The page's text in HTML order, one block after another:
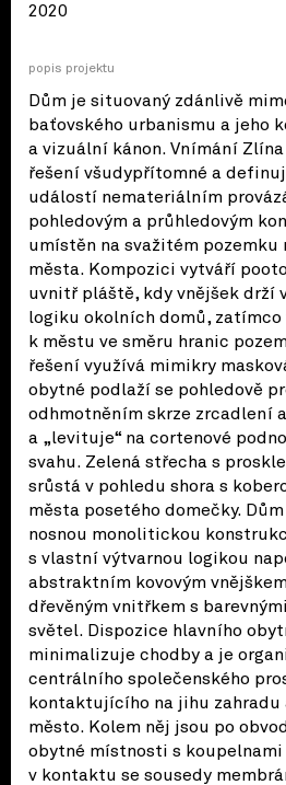
2020
popis projektu
Dům je situovaný zdánlivě
baťovského urbanismu a jeho
a vizuální kánon. Vnímání Zlína
řešení všudypřítomné a
událostí nemateriálním
pohledovým a průhledovým
umístěn na svažitém pozemku
města. Kompozici vytváří
uvnitř pláště, kdy vnějšek drží
logiku okolních domů,
k městu ve směru hranic
řešení využívá mimikry
obytné podlaží se pohledově
odhmotněním skrze zrcadlení
a „levituje“ na cortenové
svahu. Zelená střecha s
srůstá v pohledu shora s
města posetého domečky.
nosnou monolitickou
s vlastní výtvarnou logikou
abstraktním kovovým
dřevěným vnitřkem s
světel. Dispozice hlavního
minimalizuje chodby a je
centrálního společenského
kontaktujícího na jihu zahradu
město. Kolem něj jsou po
obytné místnosti s koupelnami
v kontaktu se sousedy